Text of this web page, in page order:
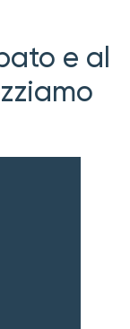
e al